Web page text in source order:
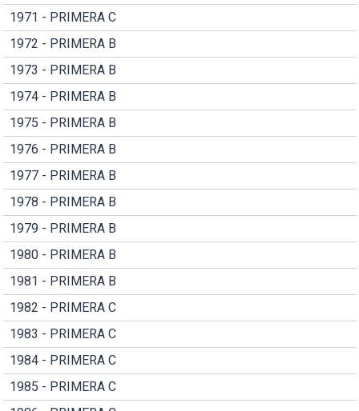
1971 - PRIMERA C
1972 - PRIMERA B
1973 - PRIMERA B
1974 - PRIMERA B
1975 - PRIMERA B
1976 - PRIMERA B
1977 - PRIMERA B
1978 - PRIMERA B
1979 - PRIMERA B
1980 - PRIMERA B
1981 - PRIMERA B
1982 - PRIMERA C
1983 - PRIMERA C
1984 - PRIMERA C
1985 - PRIMERA C